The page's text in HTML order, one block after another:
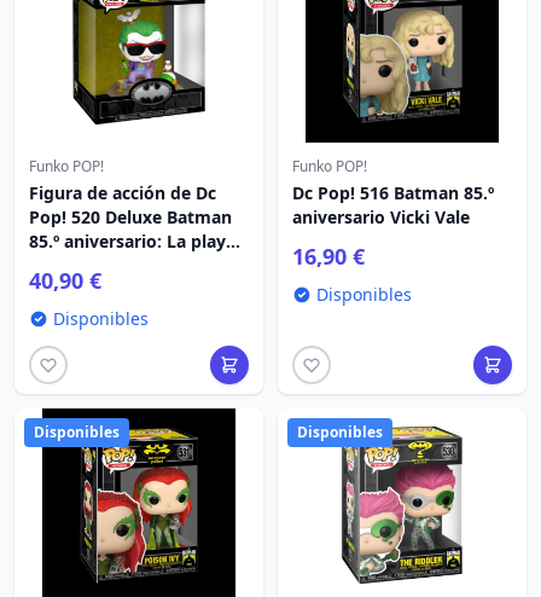
Funko POP!
Figura de acción de Dc
Pop! 520 Deluxe Batman
85.º aniversario: La playa
40,90 €
Disponibles
Funko POP!
Dc Pop! 516 Batman 85.º
aniversario Vicki Vale
16,90 €
Disponibles
Disponibles Disponibles